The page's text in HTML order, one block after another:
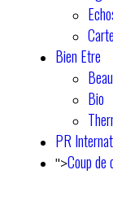
Bien Etre
Bio
PR
">Coup